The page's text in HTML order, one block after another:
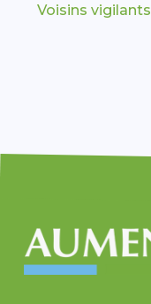
Voisins vigilants